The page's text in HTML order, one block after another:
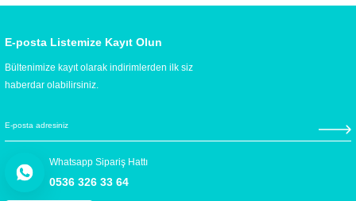
E-posta Listemize Kayıt Olun
Bültenimize kayıt olarak indirimlerden ilk siz
haberdar olabilirsiniz.
Whatsapp Sipariş Hattı
0536 326 33 64